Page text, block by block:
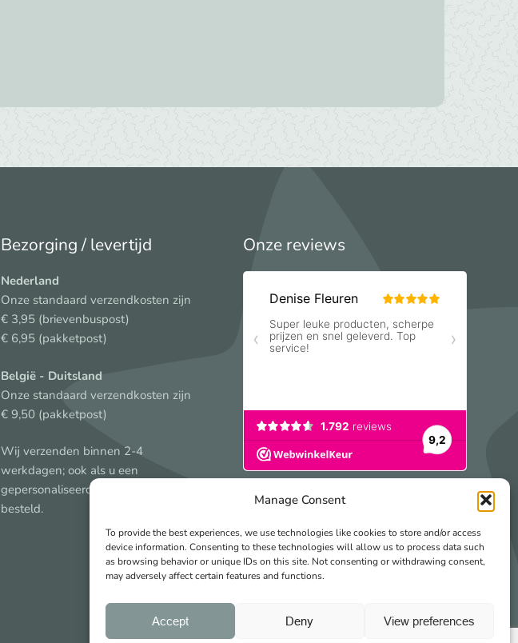
Manage Consent
To provide the best experiences, we use technologies like cookies to store and/or access
device information. Consenting to these technologies will allow us to process data such
as browsing behavior or unique IDs on this site. Not consenting or withdrawing consent,
may adversely affect certain features and functions.
Accept Deny View preferences
Bezorging / levertijd
Nederland
Onze standaard verzendkosten zijn
€ 3,95 (brievenbuspost)
€ 6,95 (pakketpost)
België - Duitsland
Onze standaard verzendkosten zijn
€ 9,50 (pakketpost)
Wij verzenden binnen 2-4
werkdagen; ook als u een
gepersonaliseerd cadeau heeft
besteld.
Onze reviews